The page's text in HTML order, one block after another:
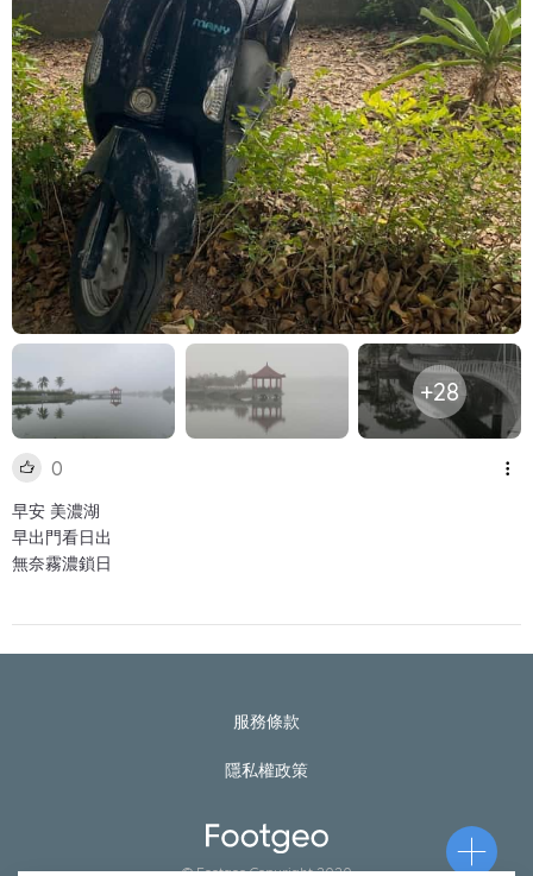
+28
0
早安 美濃湖
早出門看日出
無奈霧濃鎖日
服務條款
隱私權政策
© Footgeo Copyright 2020